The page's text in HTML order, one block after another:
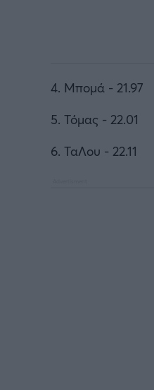
4. Μπομά - 21.97
5. Τόμας - 22.01
6. ΤαΛου - 22.11